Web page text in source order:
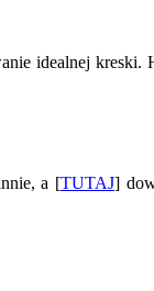
idealnej kreski.
a [TUTAJ]